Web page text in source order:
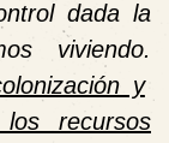
dada la
viviendo.
y
recursos